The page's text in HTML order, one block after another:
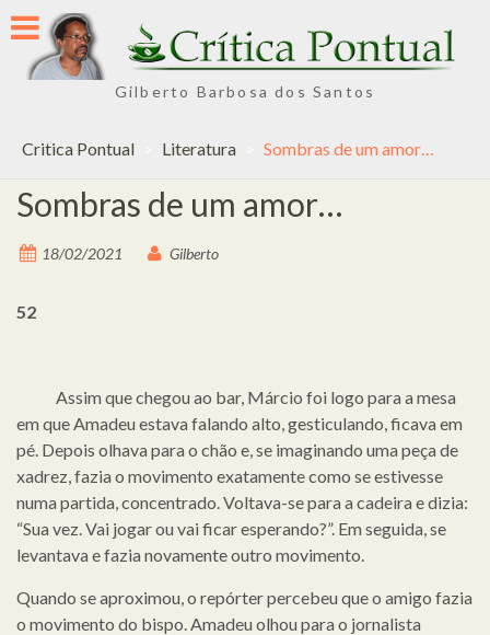
Skip
to
content
Gilberto Barbosa dos Santos
Critica Pontual Literatura Sombras de um amor…
Sombras de um amor…
18/02/2021 Gilberto
52
Assim que chegou ao bar, Márcio foi logo para a mesa
em que Amadeu estava falando alto, gesticulando, ficava em
pé. Depois olhava para o chão e, se imaginando uma peça de
xadrez, fazia o movimento exatamente como se estivesse
numa partida, concentrado. Voltava-se para a cadeira e dizia:
“Sua vez. Vai jogar ou vai ficar esperando?”. Em seguida, se
levantava e fazia novamente outro movimento.
Quando se aproximou, o repórter percebeu que o amigo fazia
o movimento do bispo. Amadeu olhou para o jornalista